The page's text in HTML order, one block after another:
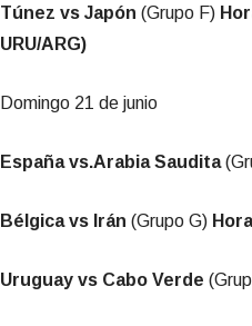
Túnez vs Japón (Grupo F)
URU/ARG)
Domingo 21 de junio
España vs.Arabia Saudita
Bélgica vs Irán (Grupo G) Hora
Uruguay vs Cabo Verde